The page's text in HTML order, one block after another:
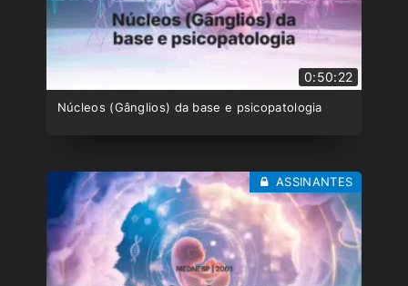
0:50:22
Núcleos (Gânglios) da base e psicopatologia
ASSINANTES